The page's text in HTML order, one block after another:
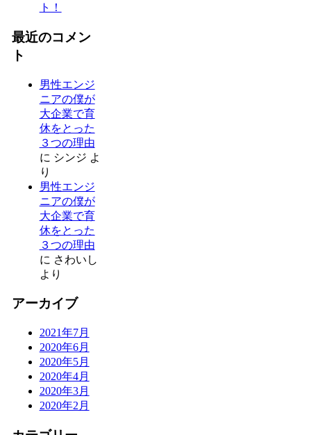
ト！
最近のコメン
ト
男性エンジ
ニアの僕が
大企業で育
休をとった
３つの理由
に シンジ よ
り
男性エンジ
ニアの僕が
大企業で育
休をとった
３つの理由
に さわいし
より
アーカイブ
2021年7月
2020年6月
2020年5月
2020年4月
2020年3月
2020年2月